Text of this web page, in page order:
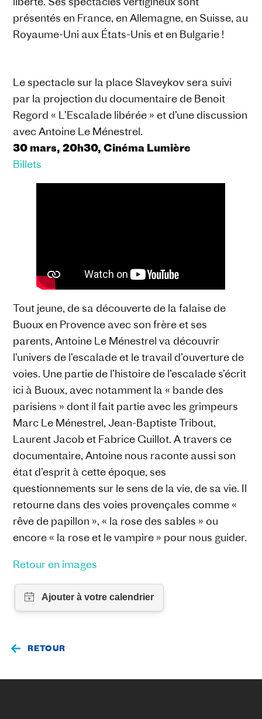
présentés en France, en Allemagne, en Suisse, au
Royaume-Uni aux États-Unis et en Bulgarie !
Le spectacle sur la place Slaveykov sera suivi
par la projection du documentaire de Benoit
Regord « L’Escalade libérée » et d’une discussion
avec Antoine Le Ménestrel.
30 mars, 20h30, Cinéma Lumière
Billets
Tout jeune, de sa découverte de la falaise de
Buoux en Provence avec son frère et ses
parents, Antoine Le Ménestrel va découvrir
l’univers de l’escalade et le travail d’ouverture de
voies. Une partie de l’histoire de l’escalade s’écrit
ici à Buoux, avec notamment la « bande des
parisiens » dont il fait partie avec les grimpeurs
Marc Le Ménestrel, Jean-Baptiste Tribout,
Laurent Jacob et Fabrice Guillot. A travers ce
documentaire, Antoine nous raconte aussi son
état d’esprit à cette époque, ses
questionnements sur le sens de la vie, de sa vie. Il
retourne dans des voies provençales comme «
rêve de papillon », « la rose des sables » ou
encore « la rose et le vampire » pour nous guider.
Retour en images
RETOUR